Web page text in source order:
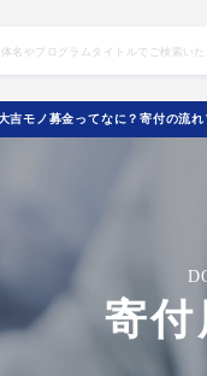
吉モノ募金ってなに？寄付の流れ
寄